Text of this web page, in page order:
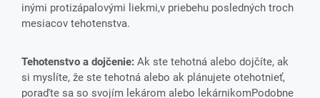
inými protizápalovými liekmi,v priebehu posledných troch
mesiacov tehotenstva.
Tehotenstvo a dojčenie: Ak ste tehotná alebo dojčíte, ak
si myslíte, že ste tehotná alebo ak plánujete otehotnieť,
poraďte sa so svojím lekárom alebo lekárnikomPodobne